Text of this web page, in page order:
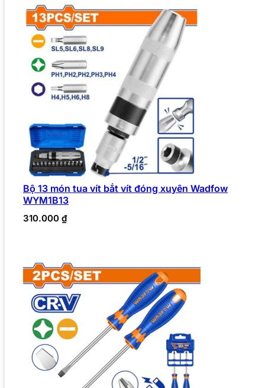
Bộ 13 món tua vít bắt vít đóng xuyên Wadfow
WYM1B13
310.000 ₫